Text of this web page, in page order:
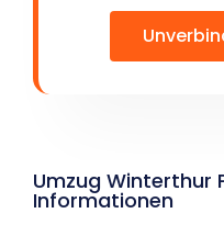
Umzug Winterthur
Informationen